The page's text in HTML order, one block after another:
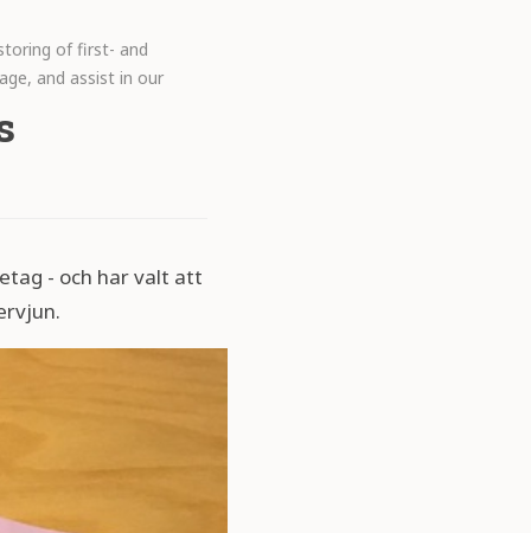
of first- and
and assist in our
- och har valt att